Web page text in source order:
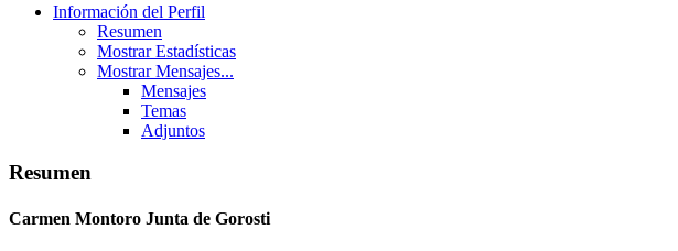
Información del Perfil
Resumen
Mostrar Estadísticas
Mostrar Mensajes...
Mensajes
Temas
Adjuntos
Resumen
Carmen Montoro Junta de Gorosti